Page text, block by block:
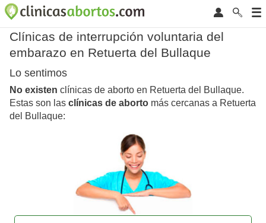
Clínicas de interrupción voluntaria del
embarazo en Retuerta del Bullaque
Lo sentimos
No existen clínicas de aborto en Retuerta del Bullaque.
Estas son las clínicas de aborto más cercanas a Retuerta
del Bullaque: